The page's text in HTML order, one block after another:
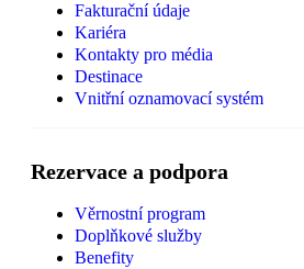
Fakturační údaje
Kariéra
Kontakty pro média
Destinace
Vnitřní oznamovací systém
Rezervace a podpora
Věrnostní program
Doplňkové služby
Benefity